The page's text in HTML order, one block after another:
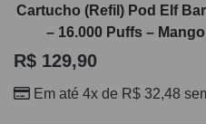
Cartucho (Refil) Pod Elf
– 16.000 Puffs –
R$ 129,90
Em até 4x de R$ 32,48